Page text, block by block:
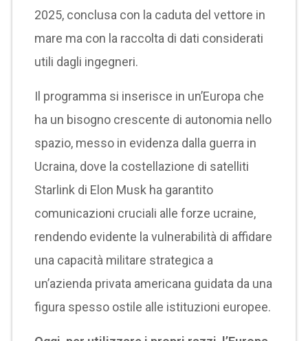
2025, conclusa con la caduta del vettore in
mare ma con la raccolta di dati considerati
utili dagli ingegneri.
Il programma si inserisce in un’Europa che
ha un bisogno crescente di autonomia nello
spazio, messo in evidenza dalla guerra in
Ucraina, dove la costellazione di satelliti
Starlink di Elon Musk ha garantito
comunicazioni cruciali alle forze ucraine,
rendendo evidente la vulnerabilità di affidare
una capacità militare strategica a
un’azienda privata americana guidata da una
figura spesso ostile alle istituzioni europee.